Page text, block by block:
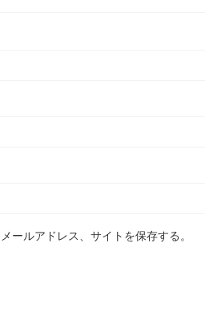
ールアドレス、サイトを保存する。